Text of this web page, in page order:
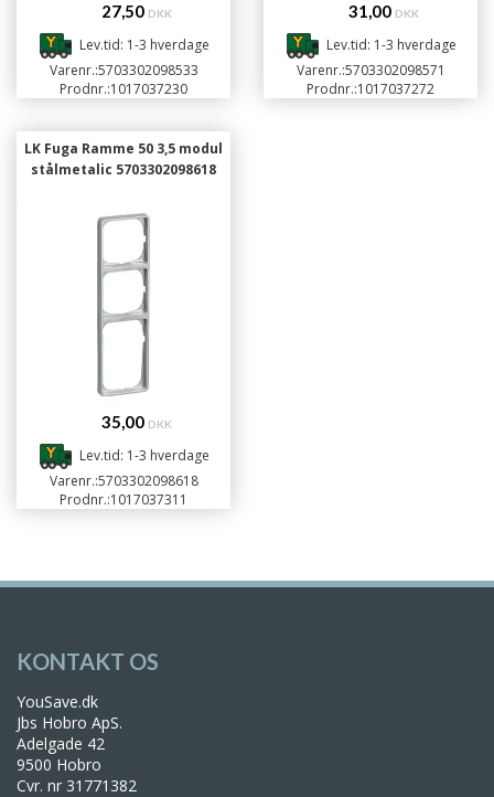
27,50 DKK
Lev.tid: 1-3 hverdage
Varenr.:5703302098533
Prodnr.:1017037230
31,00 DKK
Lev.tid: 1-3 hverdage
Varenr.:5703302098571
Prodnr.:1017037272
LK Fuga Ramme 50 3,5 modul
stålmetalic 5703302098618
35,00 DKK
Lev.tid: 1-3 hverdage
Varenr.:5703302098618
Prodnr.:1017037311
KONTAKT OS
YouSave.dk
Jbs Hobro ApS.
Adelgade 42
9500 Hobro
Cvr. nr 31771382